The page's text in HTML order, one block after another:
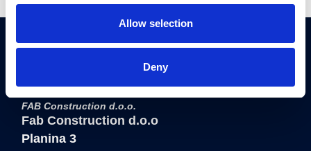
Allow selection
Deny
®
FAB Construction d.o.o.
Fab Construction d.o.o
Planina 3